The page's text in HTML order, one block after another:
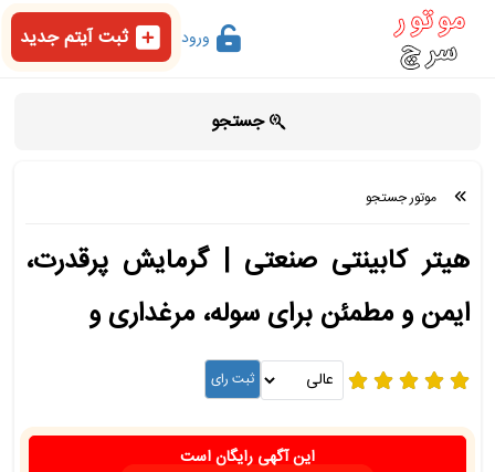
ورود ثبت آیتم جدید
جستجو
موتور جستجو
هیتر کابینتی صنعتی | گرمایش پرقدرت،
ایمن و مطمئن برای سوله، مرغداری و
این آگهی رایگان است